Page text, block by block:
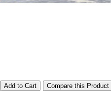
Add to Cart Compare this Product